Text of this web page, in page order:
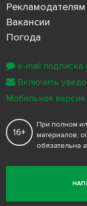
Рекламодателям
Вакансии
Погода
16+
При полном
материалов,
обязательна
e-mail подписка
Включить
Мобильная версия